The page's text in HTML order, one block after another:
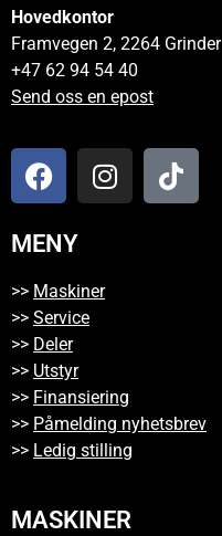
Hovedkontor
Framvegen 2, 2264 Grinder
+47 62 94 54 40
Send oss en epost
MENY
>> Maskiner
>> Service
>> Deler
>> Utstyr
>> Finansiering
>> Påmelding nyhetsbrev
>> Ledig stilling
MASKINER